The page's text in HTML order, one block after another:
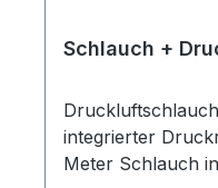
Schlauch +
integrierter
Meter Schlauch